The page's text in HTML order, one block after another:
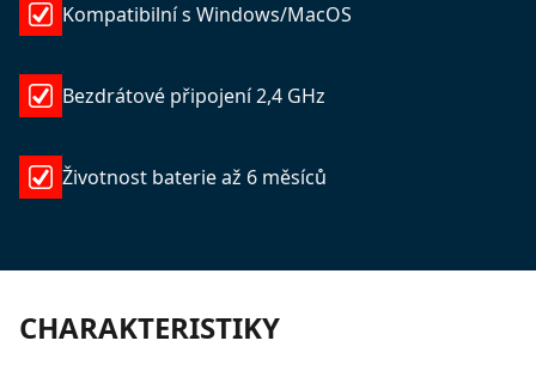
Kompatibilní s Windows/MacOS
Bezdrátové připojení 2,4 GHz
Životnost baterie až 6 měsíců
CHARAKTERISTIKY